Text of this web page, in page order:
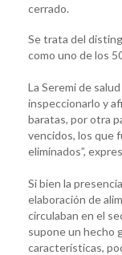
cerrado.
Se trata del
como uno de los
La Seremi de
inspeccionarlo y
baratas, por otra
vencidos, los que
eliminados”,
Si bien la
elaboración de
circulaban en el
supone un hecho
características,